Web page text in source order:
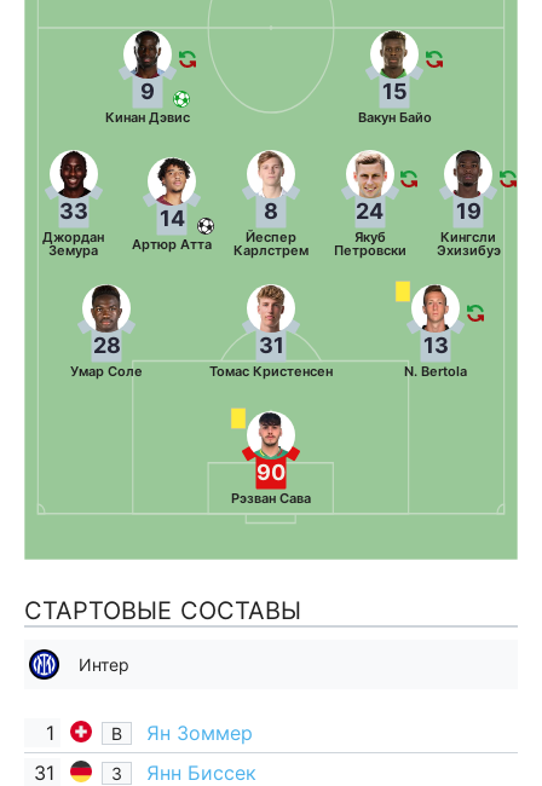
90
Рэзван Сава
28
Умар Соле
31
Томас Кристенсен
13
N. Bertola
33
Джордан
Земура
14
Артюр Атта
8
Йеспер
Карлстрем
24
Якуб
Петровски
19
Кингсли
Эхизибуэ
9
Кинан Дэвис
15
Вакун Байо
СТАРТОВЫЕ СОСТАВЫ
Интер
1 В
Ян Зоммер
31
З
Янн Биссек